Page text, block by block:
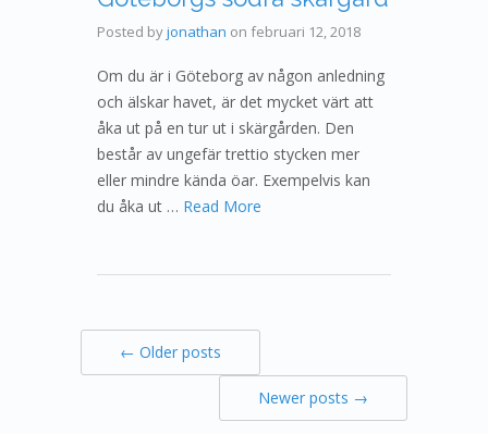
Posted byjonathan on februari 12, 2018
Om du är i Göteborg av någon anledning
och älskar havet, är det mycket värt att
åka ut på en tur ut i skärgården. Den
består av ungefär trettio stycken mer
eller mindre kända öar. Exempelvis kan
du åka ut … Read More
← Older posts
Newer posts →